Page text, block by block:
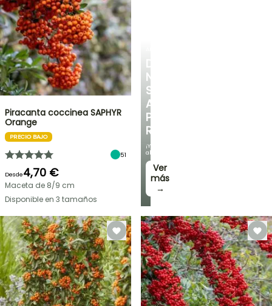
OFERTA
RELÁMPAGO
¡HASTA
UN
30
%
DE
BULBOS
DE
DESCUBRE
NUESTRA
SELECCIÓN
A
PRECIOS
REDUCIDOS
¡Y
ahorra!
Ver
más
→
Piracanta coccinea SAPHYR
Orange
PRECIO BAJO
51
Desde4,70 €
Maceta de 8/9 cm
Disponible en 3 tamaños